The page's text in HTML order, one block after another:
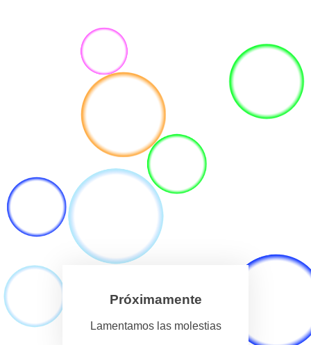
Próximamente
Lamentamos las molestias